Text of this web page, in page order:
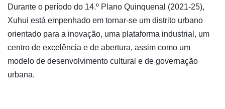
Durante o período do 14.º Plano Quinquenal (2021-25),
Xuhui está empenhado em tornar-se um distrito urbano
orientado para a inovação, uma plataforma industrial, um
centro de excelência e de abertura, assim como um
modelo de desenvolvimento cultural e de governação
urbana.